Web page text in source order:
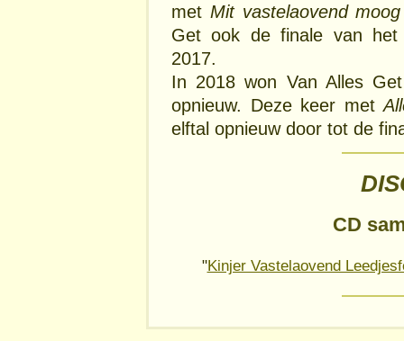
met Mit vastelaovend
Get ook de finale van
2017.
In 2018 won Van Alles
opnieuw. Deze keer met
elftal opnieuw door tot de
CD
"Kinjer Vastelaovend